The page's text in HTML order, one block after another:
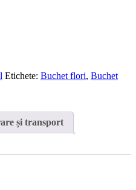
Etichete: Buchet flori, Buchet
și transport